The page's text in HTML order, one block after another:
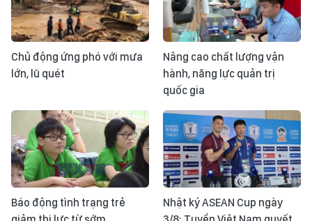
Chủ động ứng phó với mưa
lớn, lũ quét
Nâng cao chất lượng vận
hành, năng lực quản trị
quốc gia
Báo động tình trạng trẻ
Nhật ký ASEAN Cup ngày